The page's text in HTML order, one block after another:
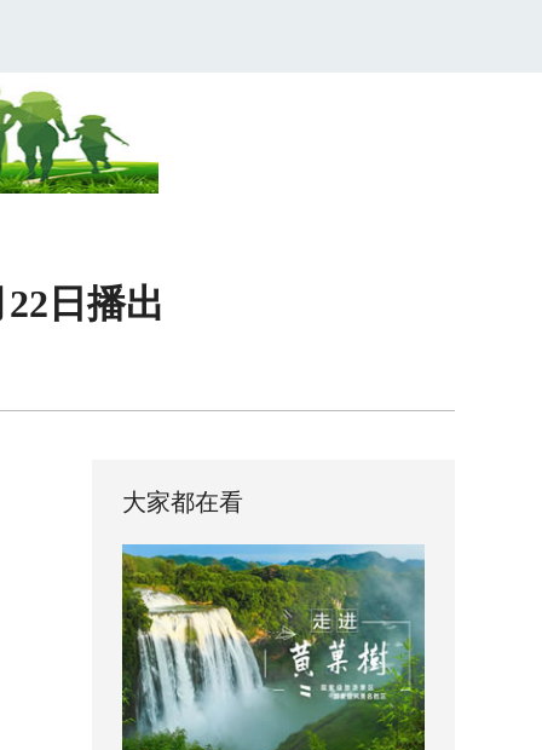
日播出
大家都在看